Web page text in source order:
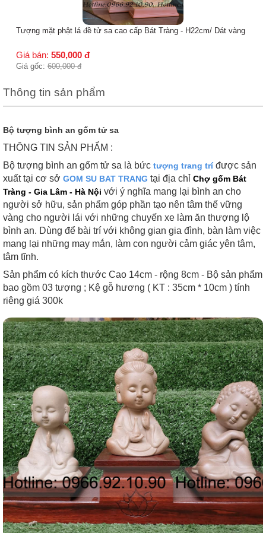
Tượng mặt phật lá đề tử sa cao cấp Bát Tràng - H22cm/ Dát vàng
Giá bán: 550,000 đ
Giá gốc: 600,000 đ
Thông tin sản phẩm
Bộ tượng bình an gốm tử sa
THÔNG TIN SẢN PHẨM :
Bộ tượng bình an gốm tử sa là bức tượng trang tríđược sản
xuất tại cơ sở GOM SU BAT TRANG tại địa chỉ Chợ gốm Bát
Tràng - Gia Lâm - Hà Nội với ý nghĩa mang lại bình an cho
người sở hữu, sản phẩm góp phần tạo nên tâm thế vững
vàng cho người lái với những chuyến xe làm ăn thượng lộ
bình an. Dùng để bài trí với không gian gia đình, bàn làm việc
mang lại những may mắn, làm con người cảm giác yên tâm,
tâm tĩnh.
Sản phẩm có kích thước Cao 14cm - rộng 8cm - Bộ sản phẩm
bao gồm 03 tượng ; Kệ gỗ hương ( KT : 35cm * 10cm ) tính
riêng giá 300k